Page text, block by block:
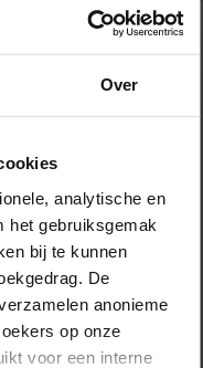
Over
analytische en
het gebruiksgemak
bij te kunnen
De
anonieme
op onze
voor een interne
je als een combinatie
aan de rivier de Lek
en raak betoverd door
Schoonhoven nog nooit